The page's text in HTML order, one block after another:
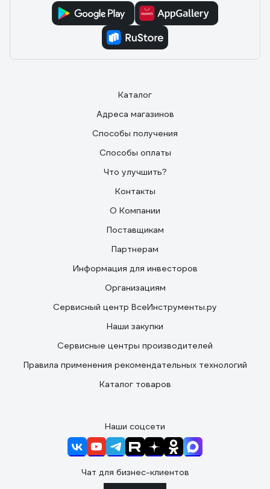
Каталог
Адреса магазинов
Способы получения
Способы оплаты
Что улучшить?
Контакты
О Компании
Поставщикам
Партнерам
Информация для инвесторов
Организациям
Сервисный центр ВсеИнструменты.ру
Наши закупки
Сервисные центры производителей
Правила применения рекомендательных технологий
Каталог товаров
Наши соцсети
Чат для бизнес-клиентов